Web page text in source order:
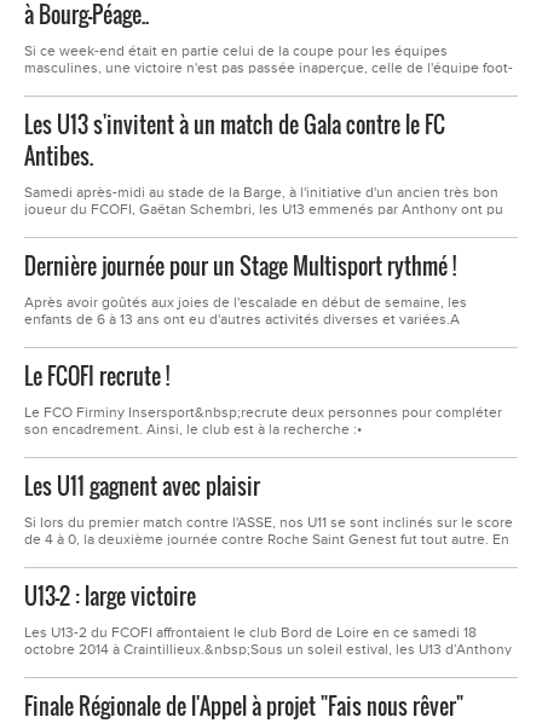
à Bourg-Péage..
Si ce week-end était en partie celui de la coupe pour les équipes
masculines, une victoire n'est pas passée inaperçue, celle de l'équipe foot-
coupe de l'amitié sur un score sans appel de 17-0. Bravo à Damien et ses
adjoints ainsi qu'à l'ensemble des...
Les U13 s'invitent à un match de Gala contre le FC
Antibes.
Samedi après-midi au stade de la Barge, à l'initiative d'un ancien très bon
joueur du FCOFI, Gaëtan Schembri, les U13 emmenés par Anthony ont pu
Méditerranée.Les deux équipes se sont affrontés dans un très bon état
d'esprit, conjuguant maîtrise technique et...
Dernière journée pour un Stage Multisport rythmé !
Après avoir goûtés aux joies de l'escalade en début de semaine, les
enfants de 6 à 13 ans ont eu d'autres activités diverses et variées.A
Corbusier, piscine inaugurée en 1970) puis mercredi, ils ont bénéficié d'une
initiation au football...
Le FCOFI recrute !
Le FCO Firminy Insersport&nbsp;recrute deux personnes pour compléter
son encadrement. Ainsi, le club est à la recherche :•
volontaire pour service civiqueTélécharger les fiches de postes.
Les U11 gagnent avec plaisir
Si lors du premier match contre l'ASSE, nos U11 se sont inclinés sur le score
de 4 à 0, la deuxième journée contre Roche Saint Genest fut tout autre. En
victoire est importante, mais le plaisir de jouer doit rester le moteur de nos
jeunes joueurs.
U13-2 : large victoire
Les U13-2 du FCOFI affrontaient le club Bord de Loire en ce samedi 18
octobre 2014 à Craintillieux.&nbsp;Sous un soleil estival, les U13 d’Anthony
petit relâchement, en milieu de second période, où le FCOFI concède deux
buts alors que le score est de 8-0.&nbsp;Au final le score de 11...
Finale Régionale de l'Appel à projet "Fais nous rêver"